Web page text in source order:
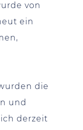
von
ein
die
und
derzeit